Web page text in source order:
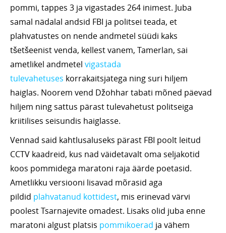
pommi, tappes 3 ja vigastades 264 inimest. Juba
samal nädalal andsid FBI ja politsei teada, et
plahvatustes on nende andmetel süüdi kaks
tšetšeenist venda, kellest vanem, Tamerlan, sai
ametlikel andmetel vigastada
tulevahetuses korrakaitsjatega ning suri hiljem
haiglas. Noorem vend Džohhar tabati mõned päevad
hiljem ning sattus pärast tulevahetust politseiga
kriitilises seisundis haiglasse.
Vennad said kahtlusaluseks pärast FBI poolt leitud
CCTV kaadreid, kus nad väidetavalt oma seljakotid
koos pommidega maratoni raja äärde poetasid.
Ametlikku versiooni lisavad mõrasid aga
pildid plahvatanud kottidest, mis erinevad värvi
poolest Tsarnajevite omadest. Lisaks olid juba enne
maratoni algust platsis pommikoerad ja vähem